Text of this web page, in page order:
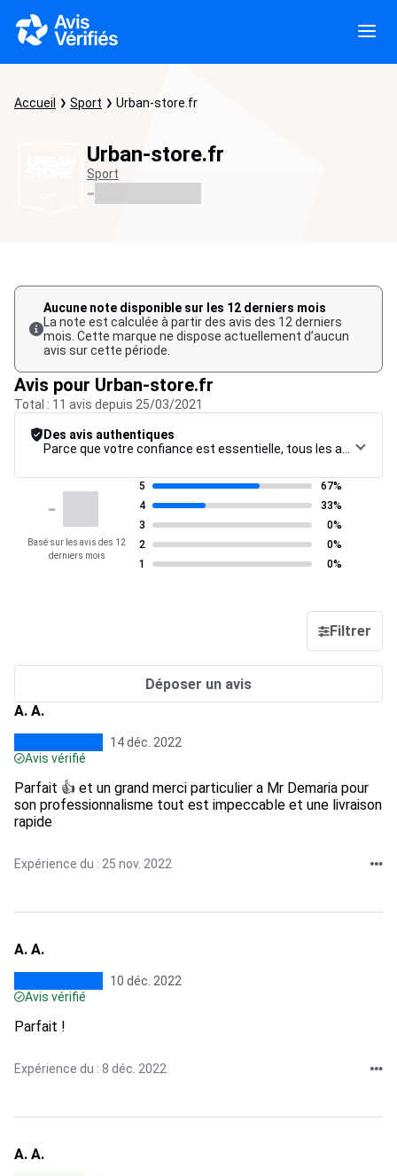
Accueil Sport Urban-store.fr
Urban-store.fr
Sport
-
Aucune note disponible sur les 12 derniers mois
La note est calculée à partir des avis des 12 derniers
mois. Cette marque ne dispose actuellement d’aucun
avis sur cette période.
Avis pour Urban-store.fr
Total : 11 avis depuis 25/03/2021
Des avis authentiques
-
Basé sur les avis des 12
derniers mois
5
67%
4
33%
3
0%
2
0%
1
0%
Filtrer
Déposer un avis
A. A.
14 déc. 2022
Avis vérifié
Parfait 👍 et un grand merci particulier a Mr Demaria pour
son professionnalisme tout est impeccable et une livraison
rapide
Expérience du : 25 nov. 2022
A. A.
10 déc. 2022
Avis vérifié
Parfait !
Expérience du : 8 déc. 2022
A. A.